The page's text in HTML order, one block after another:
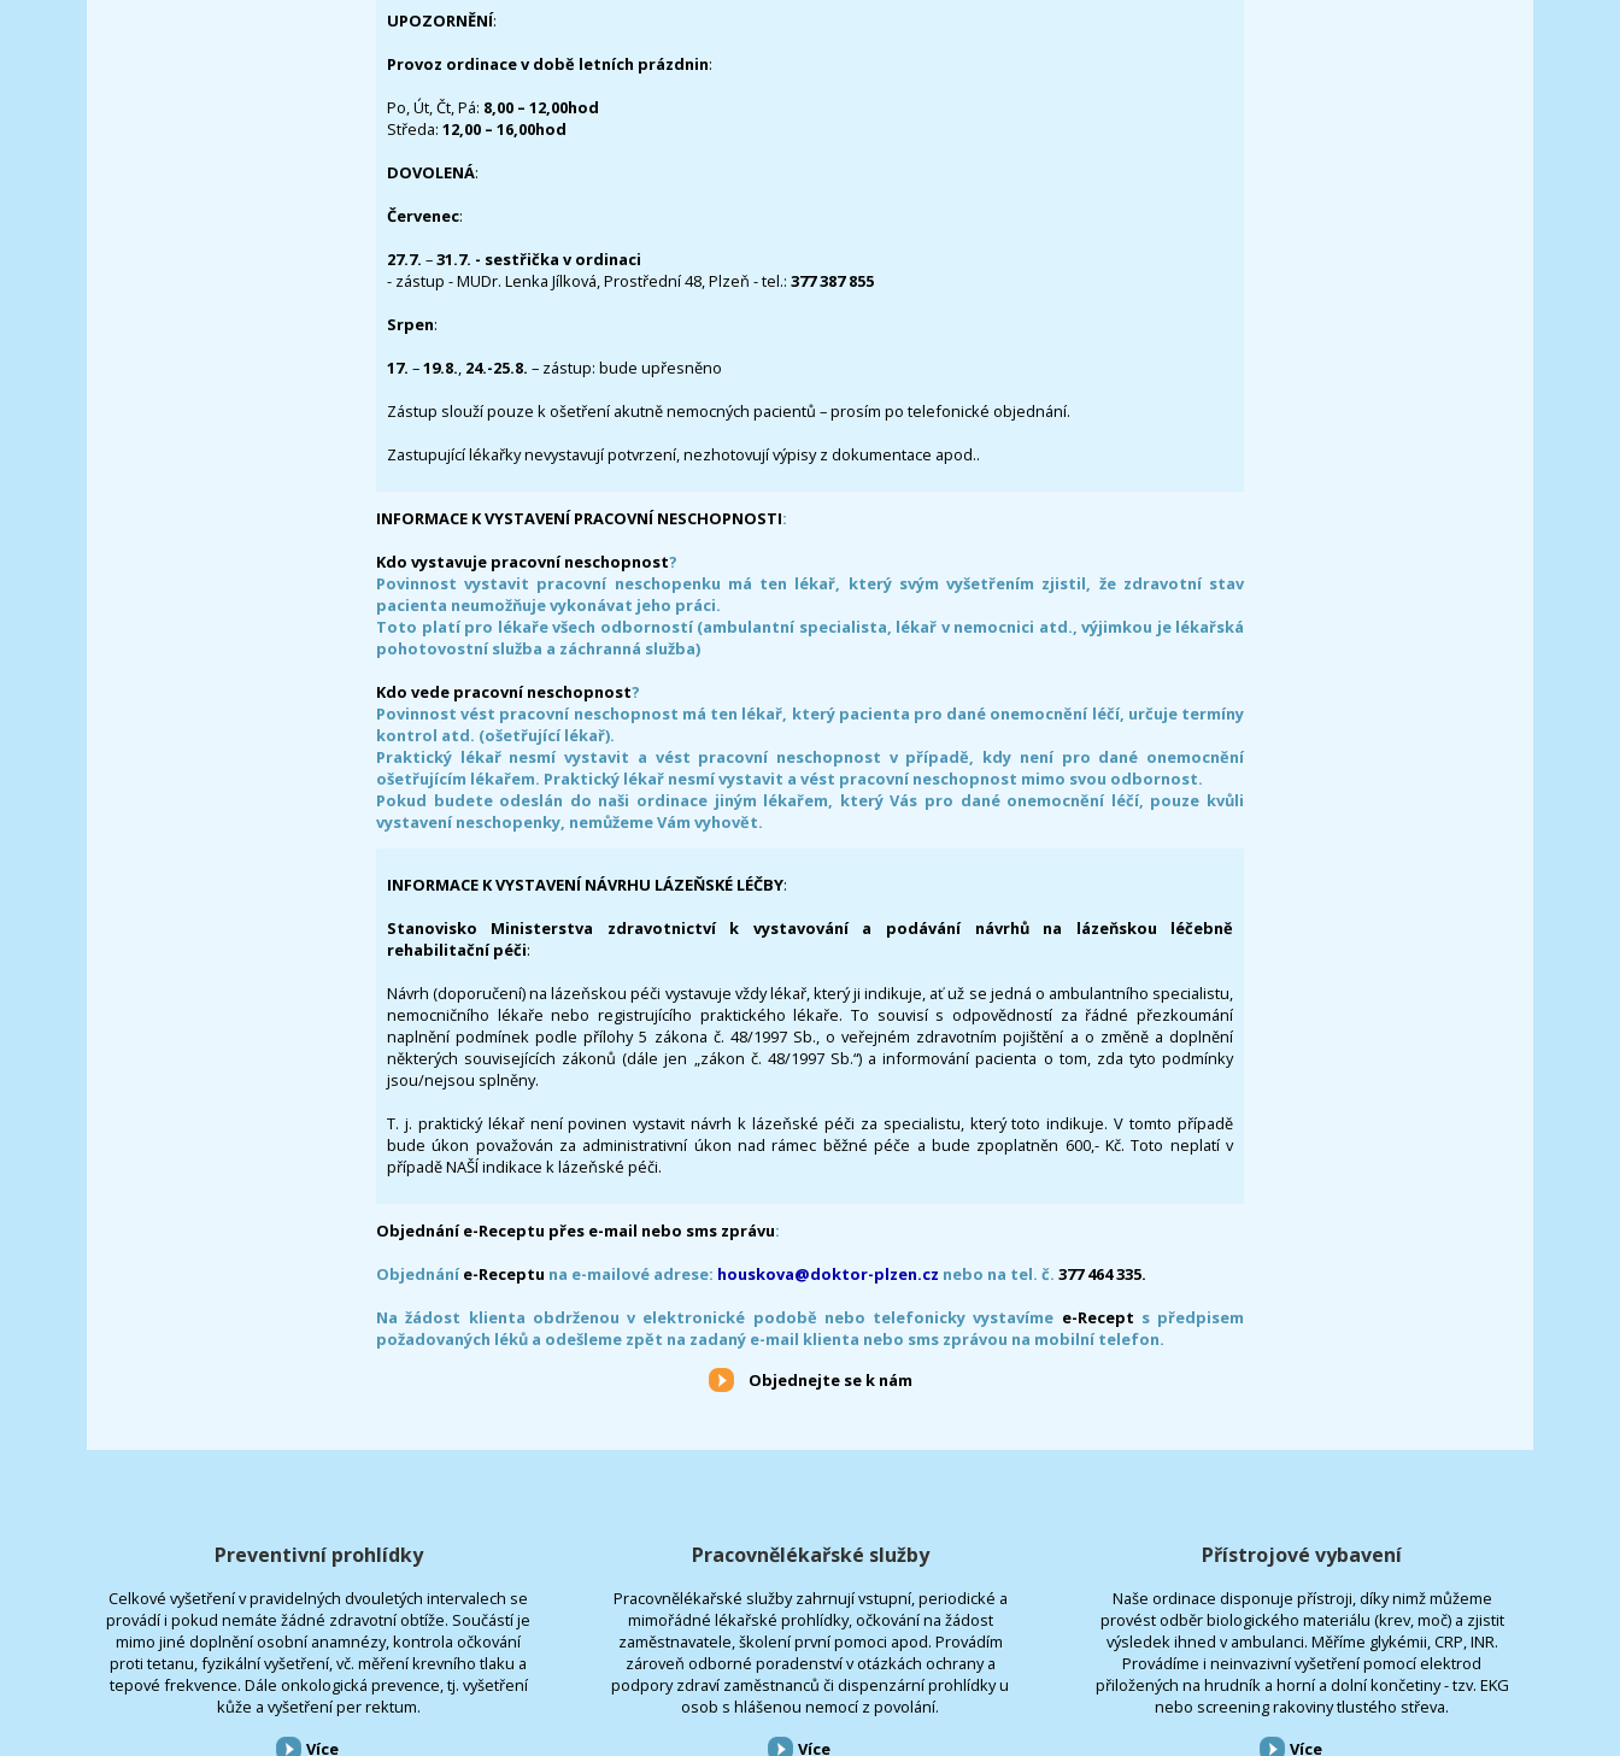
UPOZORNĚNÍ:
Provoz ordinace v době letních prázdnin:
Po, Út, Čt, Pá: 8,00 – 12,00hod
Středa: 12,00 – 16,00hod
DOVOLENÁ:
Červenec:
27.7. –31.7. - sestřička v ordinaci
- zástup - MUDr. Lenka Jílková, Prostřední 48, Plzeň - tel.: 377 387 855
Srpen:
17. –19.8., 24.-25.8. – zástup: bude upřesněno
Zástup slouží pouze k ošetření akutně nemocných pacientů – prosím po telefonické objednání.
Zastupující lékařky nevystavují potvrzení, nezhotovují výpisy z dokumentace apod..
INFORMACE K VYSTAVENÍ PRACOVNÍ NESCHOPNOSTI:
Kdo vystavuje pracovní neschopnost?
Povinnost vystavit pracovní neschopenku má ten lékař, který svým vyšetřením zjistil, že zdravotní stav
pacienta neumožňuje vykonávat jeho práci.
Toto platí pro lékaře všech odborností (ambulantní specialista, lékař v nemocnici atd., výjimkou je lékařská
pohotovostní služba a záchranná služba)
Kdo vede pracovní neschopnost?
Povinnost vést pracovní neschopnost má ten lékař, který pacienta pro dané onemocnění léčí, určuje termíny
kontrol atd. (ošetřující lékař).
Praktický lékař nesmí vystavit a vést pracovní neschopnost v případě, kdy není pro dané onemocnění
ošetřujícím lékařem. Praktický lékař nesmí vystavit a vést pracovní neschopnost mimo svou odbornost.
Pokud budete odeslán do naši ordinace jiným lékařem, který Vás pro dané onemocnění léčí, pouze kvůli
vystavení neschopenky, nemůžeme Vám vyhovět.
INFORMACE K VYSTAVENÍ NÁVRHU LÁZEŇSKÉ LÉČBY:
Stanovisko Ministerstva zdravotnictví k vystavování a podávání návrhů na lázeňskou léčebně
rehabilitační péči:
Návrh (doporučení) na lázeňskou péči vystavuje vždy lékař, který ji indikuje, ať už se jedná o ambulantního specialistu,
nemocničního lékaře nebo registrujícího praktického lékaře. To souvisí s odpovědností za řádné přezkoumání
naplnění podmínek podle přílohy 5 zákona č. 48/1997 Sb., o veřejném zdravotním pojištění a o změně a doplnění
některých souvisejících zákonů (dále jen „zákon č. 48/1997 Sb.“) a informování pacienta o tom, zda tyto podmínky
jsou/nejsou splněny.
T. j. praktický lékař není povinen vystavit návrh k lázeňské péči za specialistu, který toto indikuje. V tomto případě
bude úkon považován za administrativní úkon nad rámec běžné péče a bude zpoplatněn 600,- Kč. Toto neplatí v
případě NAŠÍ indikace k lázeňské péči.
Objednání e-Receptu přes e-mail nebo sms zprávu:
Objednáníe-Receptu na e-mailové adrese: houskova@doktor-plzen.cz nebo na tel. č. 377 464 335.
Na žádost klienta obdrženou v elektronické podobě nebo telefonicky vystavíme e-Recept s předpisem
požadovaných léků a odešleme zpět na zadaný e-mail klienta nebo sms zprávou na mobilní telefon.
Objednejte se k nám
Preventivní prohlídky
Celkové vyšetření v pravidelných dvouletých intervalech se
provádí i pokud nemáte žádné zdravotní obtíže. Součástí je
mimo jiné doplnění osobní anamnézy, kontrola očkování
proti tetanu, fyzikální vyšetření, vč. měření krevního tlaku a
tepové frekvence. Dále onkologická prevence, tj. vyšetření
kůže a vyšetření per rektum.
Více
Pracovnělékařské služby
Pracovnělékařské služby zahrnují vstupní, periodické a
mimořádné lékařské prohlídky, očkování na žádost
zaměstnavatele, školení první pomoci apod. Provádím
zároveň odborné poradenství v otázkách ochrany a
podpory zdraví zaměstnanců či dispenzární prohlídky u
osob s hlášenou nemocí z povolání.
Více
Přístrojové vybavení
Naše ordinace disponuje přístroji, díky nimž můžeme
provést odběr biologického materiálu (krev, moč) a zjistit
výsledek ihned v ambulanci. Měříme glykémii, CRP, INR.
Provádíme i neinvazivní vyšetření pomocí elektrod
přiložených na hrudník a horní a dolní končetiny - tzv. EKG
nebo screening rakoviny tlustého střeva.
Více